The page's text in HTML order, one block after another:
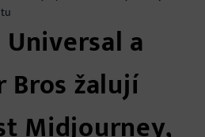
a
Bros žalují